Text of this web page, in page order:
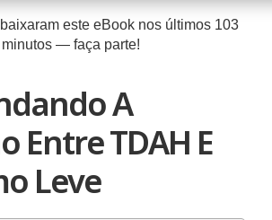
este eBook nos últimos 103
minutos — faça parte!
A
Entre TDAH E
Leve